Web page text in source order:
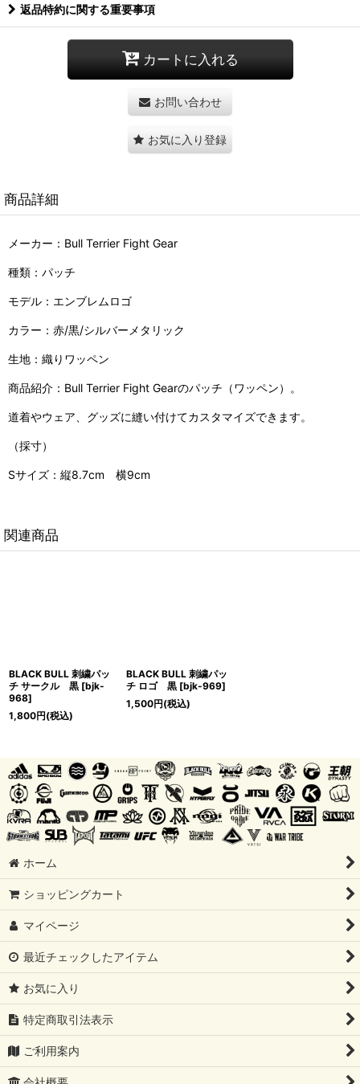
返品特約に関する重要事項
カートに入れる
お問い合わせ
お気に入り登録
商品詳細
メーカー：Bull Terrier Fight Gear
種類：パッチ
モデル：エンブレムロゴ
カラー：赤/黒/シルバーメタリック
生地：織りワッペン
商品紹介：Bull Terrier Fight Gearのパッチ（ワッペン）。
道着やウェア、グッズに縫い付けてカスタマイズできます。
（採寸）
Sサイズ：縦8.7cm 横9cm
関連商品
BLACK BULL 刺繍パッ
チ サークル 黒 [bjk-
968]
1,800円(税込)
BLACK BULL 刺繍パッ
チ ロゴ 黒 [bjk-969]
1,500円(税込)
ホーム
ショッピングカート
マイページ
最近チェックしたアイテム
お気に入り
特定商取引法表示
ご利用案内